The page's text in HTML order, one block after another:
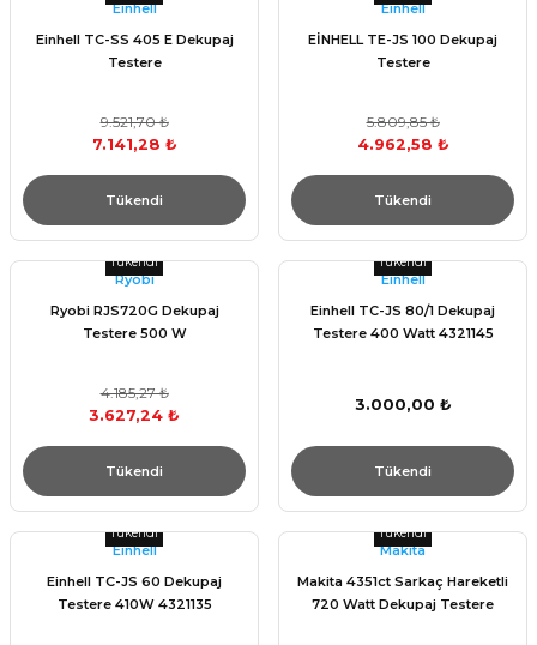
Einhell
Einhell TC-SS 405 E Dekupaj
Testere
9.521,70 ₺
7.141,28 ₺
Tükendi
Einhell
EİNHELL TE-JS 100 Dekupaj
Testere
5.809,85 ₺
4.962,58 ₺
Tükendi
Tükendi
Ryobi
Ryobi RJS720G Dekupaj
Testere 500 W
4.185,27 ₺
3.627,24 ₺
Tükendi
Tükendi
Einhell
Einhell TC-JS 80/1 Dekupaj
Testere 400 Watt 4321145
3.000,00 ₺
Tükendi
Tükendi
Einhell
Einhell TC-JS 60 Dekupaj
Testere 410W 4321135
Tükendi
Makita
Makita 4351ct Sarkaç Hareketli
720 Watt Dekupaj Testere